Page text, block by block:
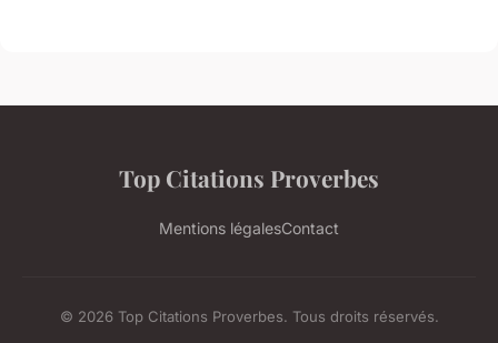
Top Citations Proverbes
Mentions légalesContact
© 2026 Top Citations Proverbes. Tous droits réservés.